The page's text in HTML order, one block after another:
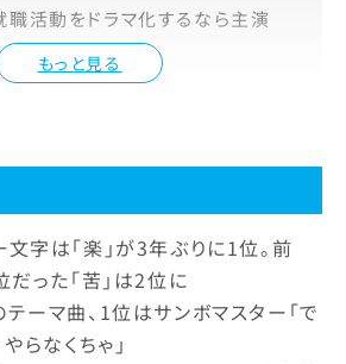
もっと見る
職活動をドラマ化するなら主演
字は「楽」が3年ぶりに1位。前
だった「苦」は2位に
ーマ曲、1位はサンボマスター「で
らなくちゃ」